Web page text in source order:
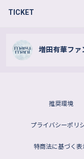
TICKET
増田有華フ
推奨環境
プライバシーポリ
特商法に基づく表